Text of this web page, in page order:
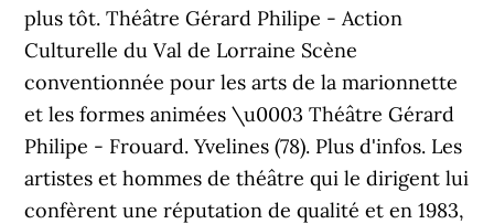
plus tôt. Théâtre Gérard Philipe - Action
Culturelle du Val de Lorraine Scène
conventionnée pour les arts de la marionnette
et les formes animées \u0003 Théâtre Gérard
Philipe - Frouard. Yvelines (78). Plus d'infos. Les
artistes et hommes de théâtre qui le dirigent lui
confèrent une réputation de qualité et en 1983,